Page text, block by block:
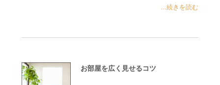
...続きを読む
お部屋を広く見せるコツ